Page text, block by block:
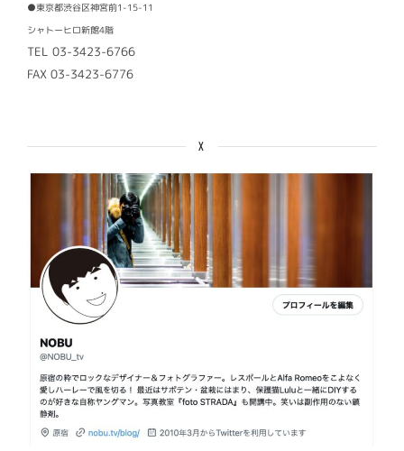
●東京都渋谷区神宮前1-15-11
シャトーヒロ新館4階
TEL 03-3423-6766
FAX 03-3423-6776
X